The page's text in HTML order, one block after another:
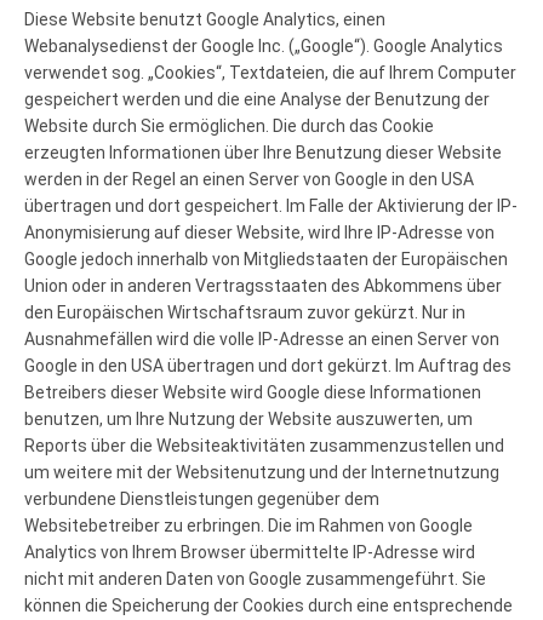
Diese Website benutzt Google Analytics, einen
Webanalysedienst der Google Inc. („Google“). Google Analytics
verwendet sog. „Cookies“, Textdateien, die auf Ihrem Computer
gespeichert werden und die eine Analyse der Benutzung der
Website durch Sie ermöglichen. Die durch das Cookie
erzeugten Informationen über Ihre Benutzung dieser Website
werden in der Regel an einen Server von Google in den USA
übertragen und dort gespeichert. Im Falle der Aktivierung der IP-
Anonymisierung auf dieser Website, wird Ihre IP-Adresse von
Google jedoch innerhalb von Mitgliedstaaten der Europäischen
Union oder in anderen Vertragsstaaten des Abkommens über
den Europäischen Wirtschaftsraum zuvor gekürzt. Nur in
Ausnahmefällen wird die volle IP-Adresse an einen Server von
Google in den USA übertragen und dort gekürzt. Im Auftrag des
Betreibers dieser Website wird Google diese Informationen
benutzen, um Ihre Nutzung der Website auszuwerten, um
Reports über die Websiteaktivitäten zusammenzustellen und
um weitere mit der Websitenutzung und der Internetnutzung
verbundene Dienstleistungen gegenüber dem
Websitebetreiber zu erbringen. Die im Rahmen von Google
Analytics von Ihrem Browser übermittelte IP-Adresse wird
nicht mit anderen Daten von Google zusammengeführt. Sie
können die Speicherung der Cookies durch eine entsprechende